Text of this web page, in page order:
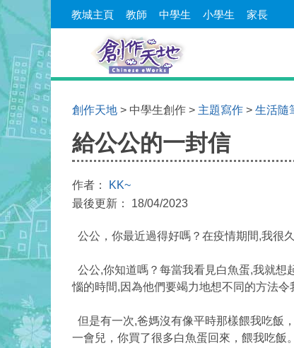
教城主頁 教師 中學生 小學生 家長
創作天地 > 中學生創作 > 主題寫作 > 生活隨
給公公的一封信
作者：
KK~
最後更新： 18/04/2023
公公，你最近過得好嗎？在疫情期間,我很
公公,你知道嗎？每當我看見白魚蛋,我就
惱的時間,因為他們要竭力地想不同的方法令
但是有一次,爸媽沒有像平時那樣餵我吃飯
一會兒，你買了很多白魚蛋回來，餵我吃飯